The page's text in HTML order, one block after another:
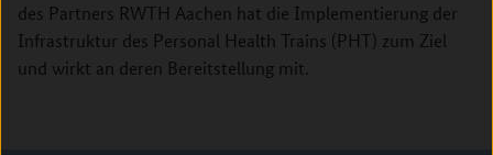
des Partners RWTH Aachen hat die Implementierung der
Infrastruktur des Personal Health Trains (PHT) zum Ziel
und wirkt an deren Bereitstellung mit.